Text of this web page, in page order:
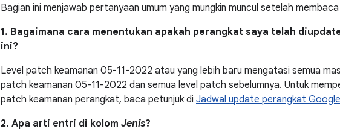
Bagian ini menjawab pertanyaan umum yang mungkin muncul setelah
1. Bagaimana cara menentukan apakah perangkat saya telah
ini?
Level patch keamanan 05-11-2022 atau yang lebih baru mengatasi semua
patch keamanan 05-11-2022 dan semua level patch sebelumnya. Untuk
patch keamanan perangkat, baca petunjuk di Jadwal update perangkat Google
2. Apa arti entri di kolom Jenis?